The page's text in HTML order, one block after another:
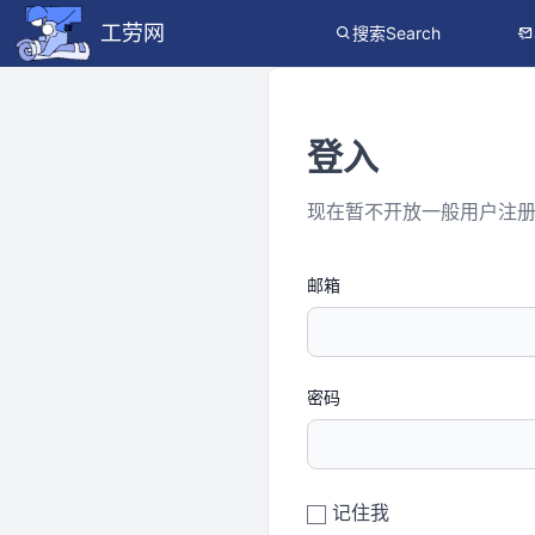
工劳网 搜索Search
登入
现在暂不开放一般用户注册
邮箱
密码
记住我